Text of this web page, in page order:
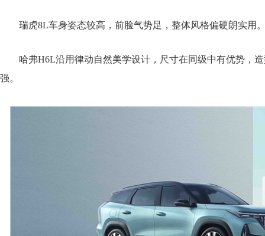
瑞虎8L车身姿态较高，前脸气势足，整体风格偏硬朗实用
哈弗H6L沿用律动自然美学设计，尺寸在同级中有优势，造
强。